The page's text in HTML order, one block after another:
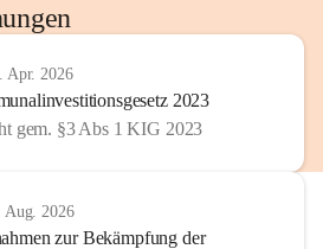
Apr. 2026
2023
gem. §3 Abs 1 KIG 2023
2026
zur Bekämpfung der